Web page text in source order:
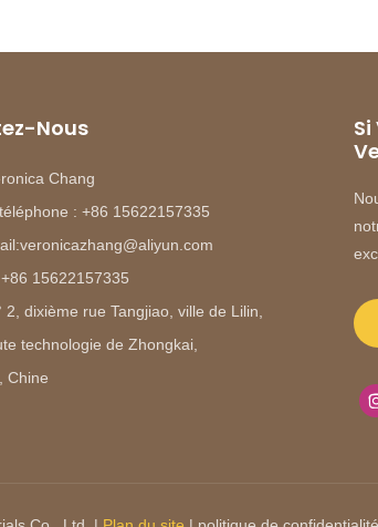
Nous
Chang
: +86 15622157335
15622157335
2, dixième rue Tangjiao, ville de Lilin,
technologie de Zhongkai,
Chine